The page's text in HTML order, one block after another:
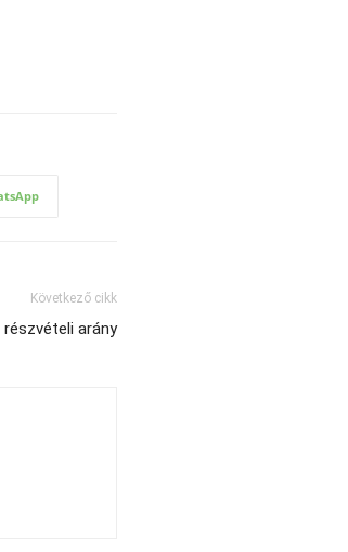
Következő cikk
arány